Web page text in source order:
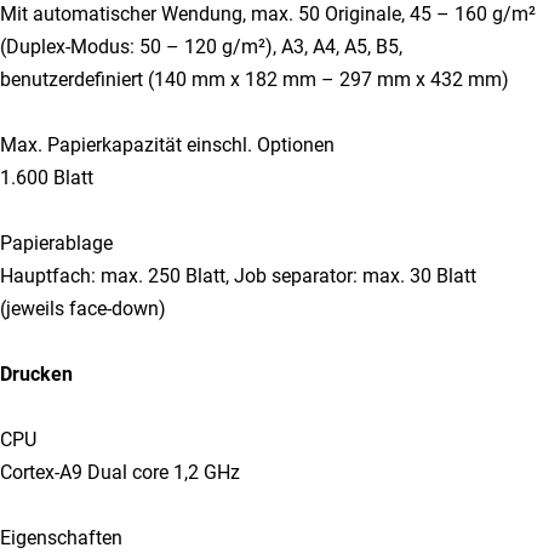
Mit automatischer Wendung, max. 50 Originale, 45 – 160 g/m²
(Duplex-Modus: 50 – 120 g/m²), A3, A4, A5, B5,
benutzerdefiniert (140 mm x 182 mm – 297 mm x 432 mm)
Max. Papierkapazität einschl. Optionen
1.600 Blatt
Papierablage
Hauptfach: max. 250 Blatt, Job separator: max. 30 Blatt
(jeweils face-down)
Drucken
CPU
Cortex-A9 Dual core 1,2 GHz
Eigenschaften